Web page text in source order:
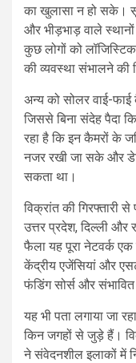
का खुलासा न हो सके।
और भीड़भाड़ वाले स्थानों
कुछ लोगों को
की व्यवस्था संभालने की
अन्य को सोलर वाई-फाई
जिससे बिना संदेह पैदा
रहा है कि इन कैमरों के
नजर रखी जा सके और
सकता था।
विक्रांत की
उत्तर प्रदेश, दिल्ली और
फैला यह पूरा नेटवर्क एक
केंद्रीय एजेंसियां और
फंडिंग सोर्स और
यह भी पता लगाया जा
किन जगहों से जुड़े हैं।
ने संवेदनशील इलाकों में